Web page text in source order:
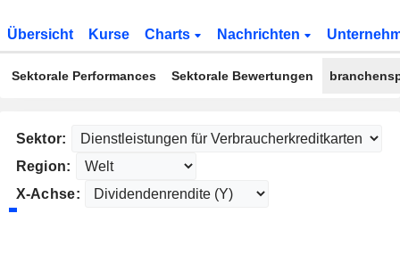
Übersicht Kurse Charts Nachrichten
Sektorale Performances Sektorale Bewertungen
Sektor:
Region:
X-Achse: